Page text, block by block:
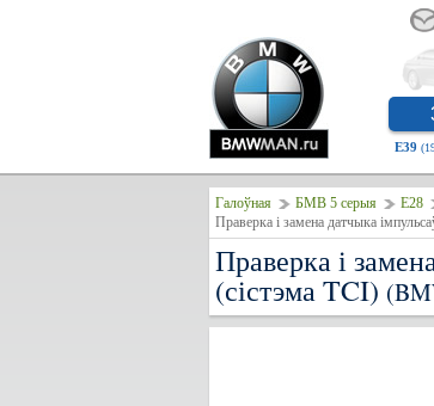
E39
Галоўная БМВ 5 серыя E28
Праверка і
(сістэма TCI)